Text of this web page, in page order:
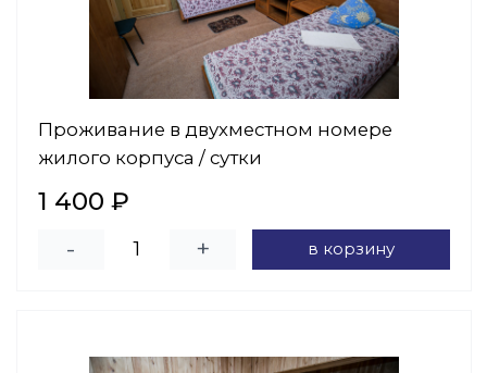
Проживание в двухместном номере
жилого корпуса / сутки
1 400 ₽
-
+ в корзину